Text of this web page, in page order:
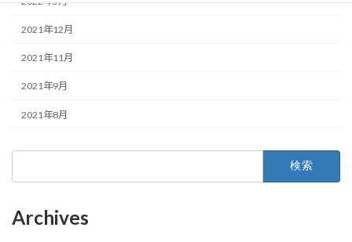
2021年12月
2021年11月
2021年9月
2021年8月
Archives